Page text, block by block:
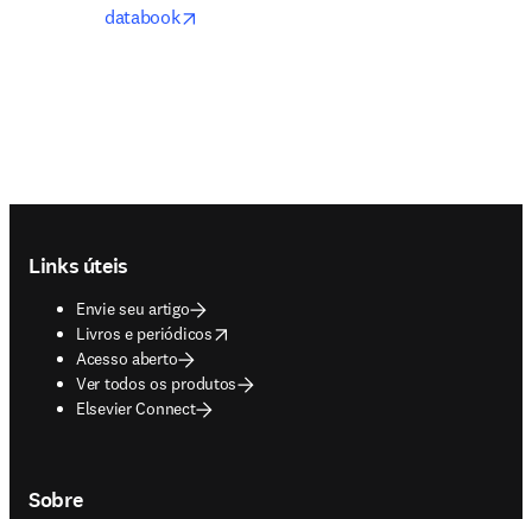
databook
Links úteis
Envie seu artigo
Livros e periódicos
opens in new tab/window
Acesso aberto
Ver todos os produtos
Elsevier Connect
Sobre